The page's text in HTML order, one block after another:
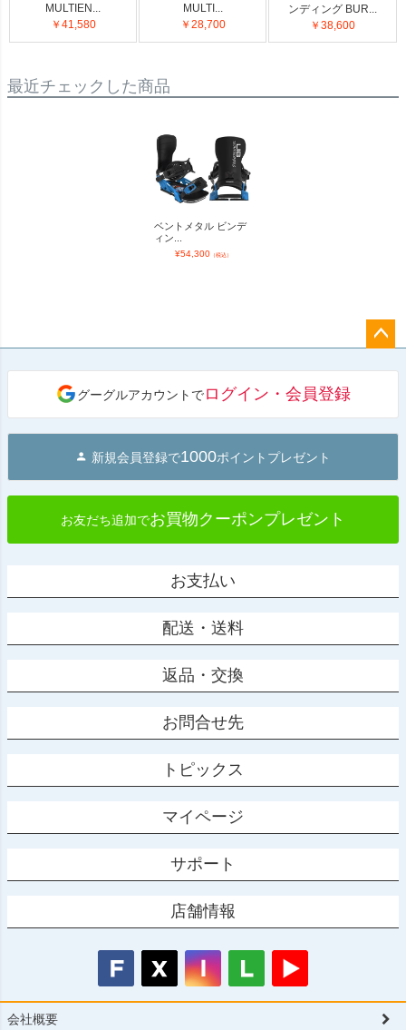
MULTIEN...
￥41,580
MULTI...
￥28,700
ンディング BUR...
￥38,600
最近チェックした商品
ベントメタル ビンデ
ィン...
¥54,300（税込）
へ
グーグルアカウントでログイン・会員登録
新規会員登録で1000ポイントプレゼント
お友だち追加でお買物クーポンプレゼント
お支払い
配送・送料
返品・交換
お問合せ先
トピックス
マイページ
サポート
店舗情報
会社概要